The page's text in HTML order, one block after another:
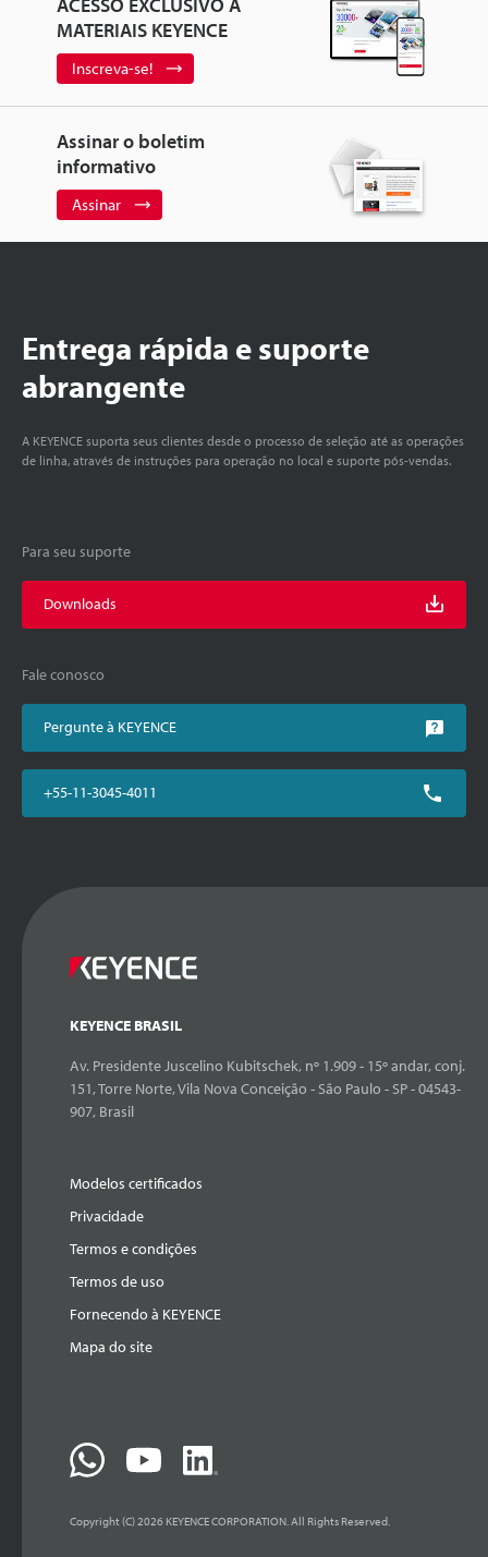
MATERIAIS KEYENCE
Inscreva-se!
Assinar o boletim
informativo
Assinar
Entrega rápida e suporte
abrangente
A KEYENCE suporta seus clientes desde o processo de seleção até as operações
de linha, através de instruções para operação no local e suporte pós-vendas.
Para seu suporte
Downloads
Fale conosco
Pergunte à KEYENCE
+55-11-3045-4011
KEYENCE BRASIL
Av. Presidente Juscelino Kubitschek, nº 1.909 - 15º andar, conj.
151, Torre Norte, Vila Nova Conceição - São Paulo - SP - 04543-
907, Brasil
Modelos certificados
Privacidade
Termos e condições
Termos de uso
Fornecendo à KEYENCE
Mapa do site
Copyright (C) 2026 KEYENCE CORPORATION. All Rights Reserved.